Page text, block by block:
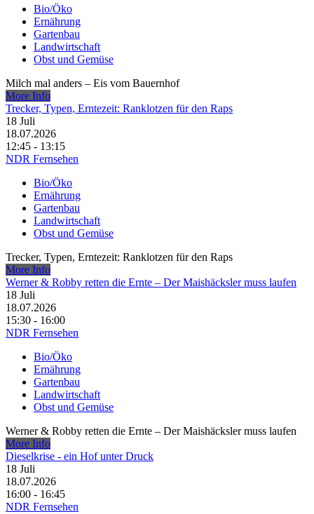
Bio/Öko
Ernährung
Gartenbau
Landwirtschaft
Obst und Gemüse
Milch mal anders – Eis vom Bauernhof
More Info
Trecker, Typen, Erntezeit: Ranklotzen für den Raps
18 Juli
18.07.2026
12:45 - 13:15
NDR Fernsehen
Bio/Öko
Ernährung
Gartenbau
Landwirtschaft
Obst und Gemüse
Trecker, Typen, Erntezeit: Ranklotzen für den Raps
More Info
Werner & Robby retten die Ernte – Der Maishäcksler muss laufen
18 Juli
18.07.2026
15:30 - 16:00
NDR Fernsehen
Bio/Öko
Ernährung
Gartenbau
Landwirtschaft
Obst und Gemüse
Werner & Robby retten die Ernte – Der Maishäcksler muss laufen
More Info
Dieselkrise - ein Hof unter Druck
18 Juli
18.07.2026
16:00 - 16:45
NDR Fernsehen